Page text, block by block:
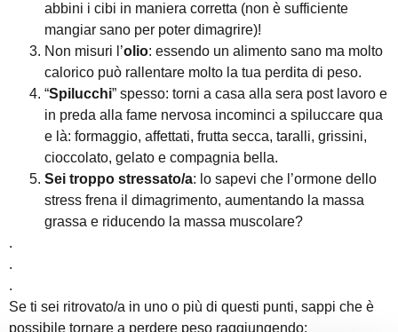
abbini i cibi in maniera corretta (non è sufficiente
mangiar sano per poter dimagrire)!
Non misuri l’olio: essendo un alimento sano ma molto
calorico può rallentare molto la tua perdita di peso.
“Spilucchi” spesso: torni a casa alla sera post lavoro e
in preda alla fame nervosa incominci a spiluccare qua
e là: formaggio, affettati, frutta secca, taralli, grissini,
cioccolato, gelato e compagnia bella.
Sei troppo stressato/a: lo sapevi che l’ormone dello
stress frena il dimagrimento, aumentando la massa
grassa e riducendo la massa muscolare?
.
.
.
Se ti sei ritrovato/a in uno o più di questi punti, sappi che è
possibile tornare a perdere peso raggiungendo: